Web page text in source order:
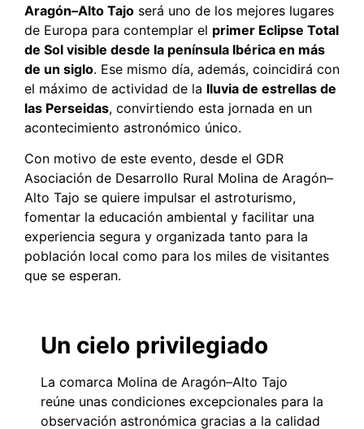
Aragón–Alto Tajo será uno de los mejores lugares
de Europa para contemplar el primer Eclipse Total
de Sol visible desde la península Ibérica en más
de un siglo. Ese mismo día, además, coincidirá con
el máximo de actividad de la lluvia de estrellas de
las Perseidas, convirtiendo esta jornada en un
acontecimiento astronómico único.
Con motivo de este evento, desde el GDR
Asociación de Desarrollo Rural Molina de Aragón–
Alto Tajo se quiere impulsar el astroturismo,
fomentar la educación ambiental y facilitar una
experiencia segura y organizada tanto para la
población local como para los miles de visitantes
que se esperan.
Un cielo privilegiado
La comarca Molina de Aragón–Alto Tajo
reúne unas condiciones excepcionales para la
observación astronómica gracias a la calidad